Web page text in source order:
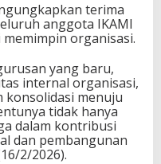
terima
anggota IKAMI
organisasi.
yang baru,
internal organisasi,
konsolidasi menuju
tidak hanya
dalam kontribusi
dan pembangunan
2/2026).